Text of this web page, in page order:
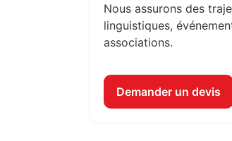
Nous assurons des
linguistiques,
associations.
Demander un devis